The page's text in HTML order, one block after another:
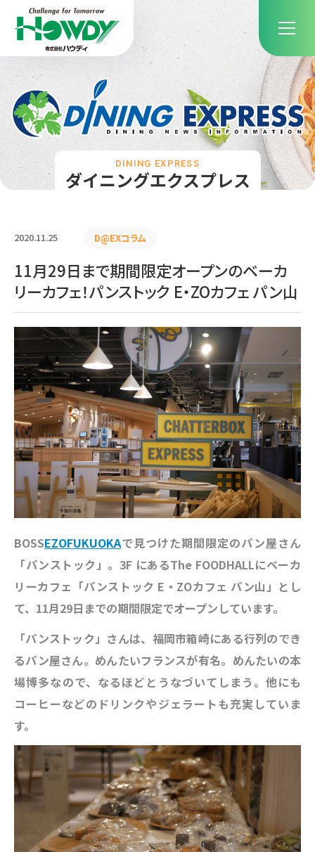
ダイニングエクスプレス
DINING EXPRESS
2020.11.25 D@EXコラム
11月29日まで期間限定オープンのベーカ
リーカフェ！パンストック E・ZOカフェ パン山
BOSSEZOFUKUOKAで見つけた期間限定のパン屋さん
「パンストック」。 3F にあるThe FOODHALLにベーカ
リーカフェ「パンストック E・ZOカフェ パン山」とし
て、11月29日までの期間限定でオープンしています。
「パンストック」さんは、 福岡市箱崎にある行列のでき
るパン屋さん。 めんたいフランスが有名。めんたいの本
場博多なので、なるほどとうなづいてしまう。他にも
コーヒーなどのドリンクやジェラートも充実していま
す。